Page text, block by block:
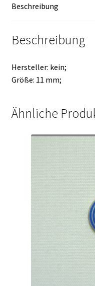
Beschreibung
Beschreibung
Hersteller: kein;
Größe: 11 mm;
Ähnliche